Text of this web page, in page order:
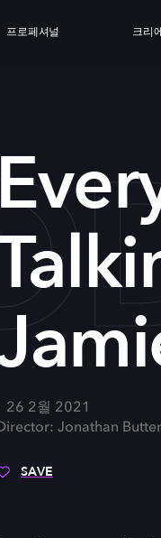
프로페셔널 크리
26 2월 2021
Jonathan
SAVE